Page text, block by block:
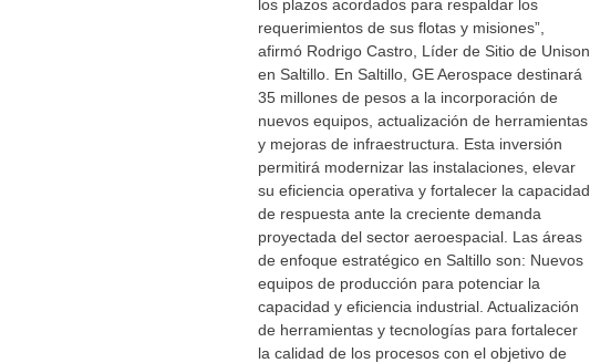
los plazos acordados para respaldar los
requerimientos de sus flotas y misiones”,
afirmó Rodrigo Castro, Líder de Sitio de Unison
en Saltillo. En Saltillo, GE Aerospace destinará
35 millones de pesos a la incorporación de
nuevos equipos, actualización de herramientas
y mejoras de infraestructura. Esta inversión
permitirá modernizar las instalaciones, elevar
su eficiencia operativa y fortalecer la capacidad
de respuesta ante la creciente demanda
proyectada del sector aeroespacial. Las áreas
de enfoque estratégico en Saltillo son: Nuevos
equipos de producción para potenciar la
capacidad y eficiencia industrial. Actualización
de herramientas y tecnologías para fortalecer
la calidad de los procesos con el objetivo de